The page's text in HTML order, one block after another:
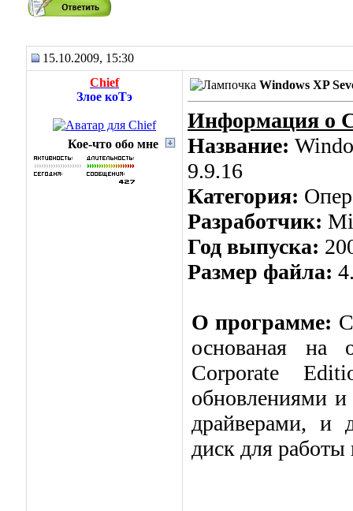
15.10.2009, 15:30
Chief
Злое коТэ
Кое-что обо мне
Windows XP
Информация о
Название:
9.9.16
Категория:
Разработчик:
Год выпуска:
Размер файла:
О программе:
основаная на
Corporate
обновлениями
драйверами, и
диск для работы